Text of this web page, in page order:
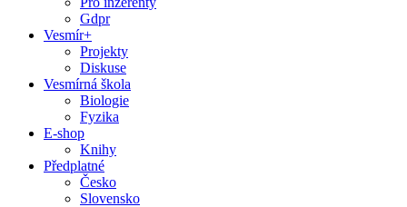
Gdpr
Vesmír+
Projekty
Diskuse
Vesmírná škola
Biologie
Fyzika
E-shop
Knihy
Předplatné
Česko
Slovensko